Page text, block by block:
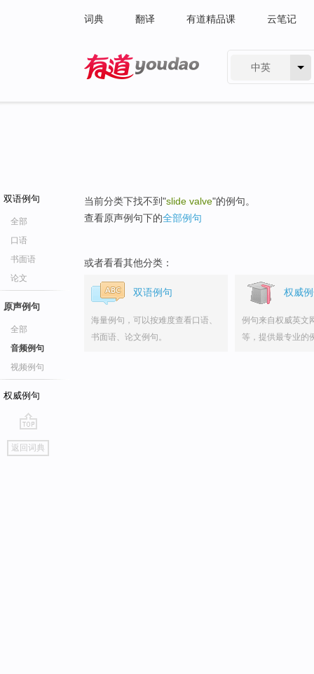
词典 翻译 有道精品课 云笔记
中英
双语例句
全部
口语
书面语
论文
原声例句
全部
音频例句
视频例句
权威例句
go
top
返回词典
当前分类下找不到"slide valve"的例句。
查看原声例句下的全部例句
或者看看其他分类：
双语例句
海量例句，可以按难度查看口语、
书面语、论文例句。
权威
例句来自权威英文
等，提供最专业的